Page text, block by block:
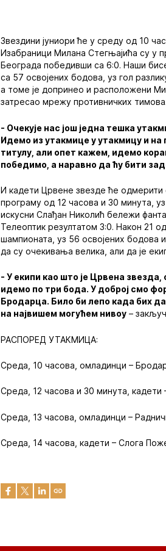
Звездини јуниори ће у среду од 10
Изабраници Милана Стегњајића су у
Београда победивши са 6:0. Наши
са 57 освојених бодова, уз гол
а томе је допринео и расположени
затресао мрежу противничких тимова.
- Очекује нас још једна тешка
Идемо из утакмице у утакмицу и
титулу, али опет кажем, идемо
победимо, а наравно да ћу бити
И кадети Црвене звезде ће одмерити
програму од 12 часова и 30 минута,
искусни Слађан Николић бележи
Телеоптик резултатом 3:0. Након 21
шампионата, уз 56 освојених бодова
да су очекивања велика, али да је
- У екипи као што је Црвена
идемо по три бода. У доброј смо
Бродарца. Било би лепо када бих
на највишем могућем нивоу –
РАСПОРЕД УТАКМИЦА:
Среда, 10 часова, омладинци –
Среда, 12 часова и 30 минута,
Среда, 13 часова, омладинци –
Среда, 14 часова, кадети – Слога